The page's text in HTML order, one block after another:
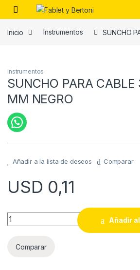
Skip to navigation
Skip to content
Inicio Instrumentos SUNCHO
Instrumentos
SUNCHO PARA
MM NEGRO
Añadir a la lista de deseos Comparar
USD 0,11
SUNCHO PARA CABLE 30 CM X 4 MM
Añadir
Comparar